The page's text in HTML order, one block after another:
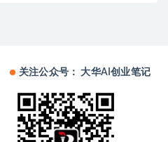
关注公众号： 大华AI创业笔记